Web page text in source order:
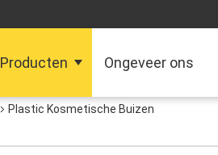
Producten Ongeveer ons
Plastic Kosmetische Buizen